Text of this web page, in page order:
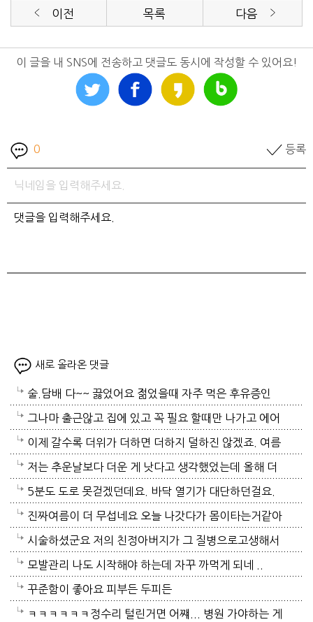
이전 목록 다음
이 글을 내 SNS에 전송하고 댓글도 동시에 작성할 수 있어요!
0 등록
새로 올라온 댓글
술.담배 다~~ 끓었어요 젊었을때 자주 먹은 후유증인
가? 나이먹어서 생고생중 입니다 ㅠㅠㅠㅠ
그나마 출근않고 집에 있고 꼭 필요 할때만 나가고 에어
컨 켜고 있으니 그나마 잘 견디고 있네요 이렇게 에어컨
이 가열되면 지구 온도는 더 올라 갈 것이고 전력은 더
모자날것이고 악순환이죠 그러게요 이제는 변압기 과부
하로 정전이 될까봐 제일 무섭기도 합니다
이제 갈수록 더위가 더하면 더하지 덜하진 않겠죠. 여름
만 없음 좋겠어요. 여름이 무서워요.ㅎ 겨울엔 추움 옷
이래도 껴입고 집에 가만있음 되는데 ..여름은 집을나가
기가 겁나요. 장대비가 한바탕 퍼부움 좋겠네요.
저는 추운날보다 더운 게 낫다고 생각했었는데 올해 더
위는 난생처음 겪는 거라 적응이 안되네요. 제발 비가 쏟
아져서 기온이 내려가면 좋겠어요.
5분도 도로 못걷겠던데요. 바닥 열기가 대단하던걸요.
지하도로 들어가서 병원근처서 또다시 지상으로 올라와
병원갔네요. 두군데를 가느라고 어제그랬죠. 엔간하면
밖에 나가지마요. 쓰러져요.ㅎ쿠팡에서 배달시키고 집
에있는걸로 저도 해결하네요. 처서가 23일이네요. 비좀
왔음 좋겠어요.근대 당분간 비소식이 없더라구요. 내일
진짜여름이 더 무섭네요 오늘 나갓다가 몸이타는거같아
택시타고 왔어요 당분간 안나가야겠어요 처서가 되면
햇빛도 덜따갑고 더위도 한풀꺽이던데 이러다가 여름나
라로 변할수도 있겠어요 쿠팡에 바람나오는 팬달린 조
끼팔던데 그거는 오래는 사용이안되겠지요 태풍이라도
시술하셨군요 저의 친정아버지가 그 질병으로고생해서
저도 좀 압니다 남자들이 나이먹음 잘 걸리는병이죠 여
자들이 방광염에 자주 걸리듯이 그병도 재발이 잦은편
이여서 조심하셔야 할거에요 남편분 술 좋아하시나요
모발관리 나도 시작해야 하는데 자꾸 까먹게 되네 ..
꾸준함이 좋아요 피부든 두피든
ㅋㅋㅋㅋㅋㅋ정수리 털린거면 어쨰... 병원 가야하는 게